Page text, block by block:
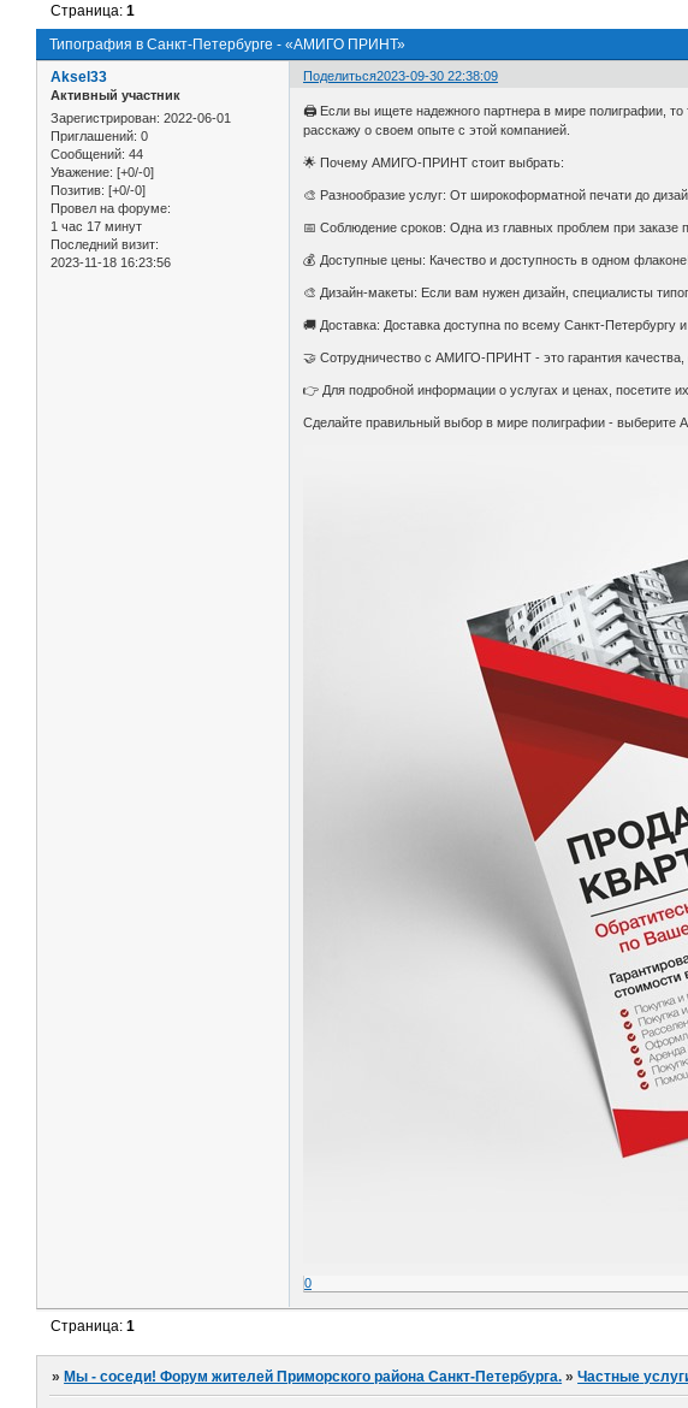
Типография в Санкт-Петербурге - «АМИГО ПРИНТ»
Страница:1
Поделиться2023-09-30 22:38:09
Aksel33
Активный участник
Зарегистрирован: 2022-06-01
Приглашений: 0
Сообщений: 44
Уважение: [+0/-0]
Позитив: [+0/-0]
Провел на форуме:
1 час 17 минут
Последний визит:
2023-11-18 16:23:56
🖨️ Если вы ищете надежного партнера в мире полиграфии,
расскажу о своем опыте с этой компанией.
🌟 Почему АМИГО-ПРИНТ стоит выбрать:
🎨 Разнообразие услуг: От широкоформатной печати до
📅 Соблюдение сроков: Одна из главных проблем при
💰 Доступные цены: Качество и доступность в одном
🎨 Дизайн-макеты: Если вам нужен дизайн, специалисты
🚚 Доставка: Доставка доступна по всему Санкт-Петербургу
🤝 Сотрудничество с АМИГО-ПРИНТ - это гарантия качества,
👉 Для подробной информации о услугах и ценах, посетите
Сделайте правильный выбор в мире полиграфии -
0
Страница:1
» Мы - соседи! Форум жителей Приморского района Санкт-Петербурга. »Частные